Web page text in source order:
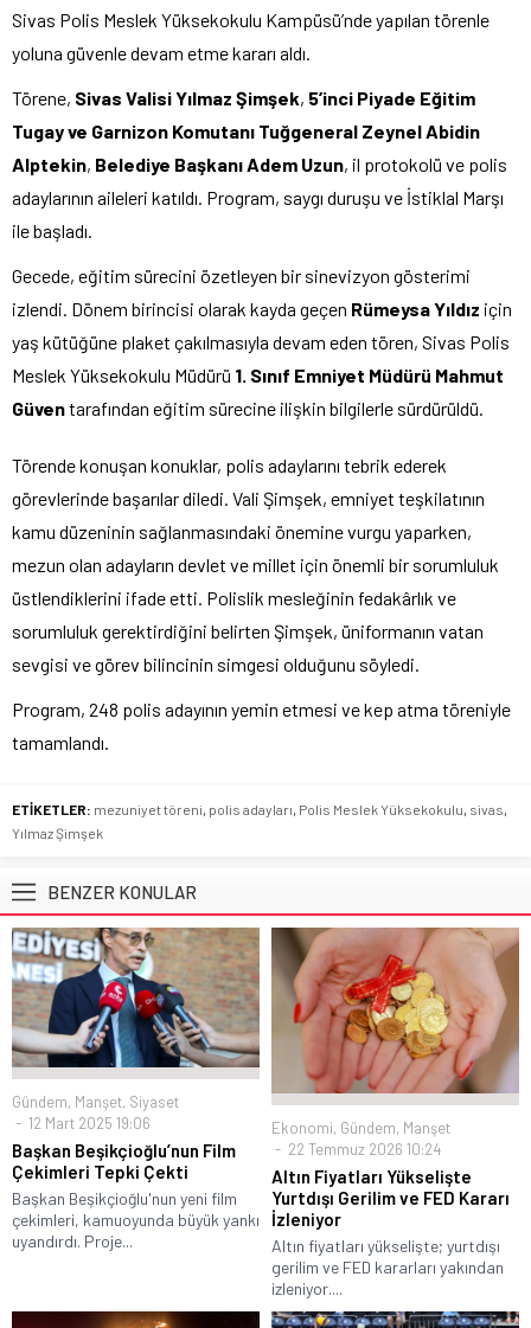
Sivas Polis Meslek Yüksekokulu Kampüsü’nde yapılan törenle
yoluna güvenle devam etme kararı aldı.
Törene, Sivas Valisi Yılmaz Şimşek, 5’inci Piyade Eğitim
Tugay ve Garnizon Komutanı Tuğgeneral Zeynel Abidin
Alptekin, Belediye Başkanı Adem Uzun, il protokolü ve polis
adaylarının aileleri katıldı. Program, saygı duruşu ve İstiklal Marşı
ile başladı.
Gecede, eğitim sürecini özetleyen bir sinevizyon gösterimi
izlendi. Dönem birincisi olarak kayda geçen Rümeysa Yıldız için
yaş kütüğüne plaket çakılmasıyla devam eden tören, Sivas Polis
Meslek Yüksekokulu Müdürü 1. Sınıf Emniyet Müdürü Mahmut
Güventarafından eğitim sürecine ilişkin bilgilerle sürdürüldü.
Törende konuşan konuklar, polis adaylarını tebrik ederek
görevlerinde başarılar diledi. Vali Şimşek, emniyet teşkilatının
kamu düzeninin sağlanmasındaki önemine vurgu yaparken,
mezun olan adayların devlet ve millet için önemli bir sorumluluk
üstlendiklerini ifade etti. Polislik mesleğinin fedakârlık ve
sorumluluk gerektirdiğini belirten Şimşek, üniformanın vatan
sevgisi ve görev bilincinin simgesi olduğunu söyledi.
Program, 248 polis adayının yemin etmesi ve kep atma töreniyle
tamamlandı.
ETİKETLER: mezuniyet töreni, polis adayları, Polis Meslek Yüksekokulu, sivas,
Yılmaz Şimşek
BENZER KONULAR
Gündem, Manşet, Siyaset
12 Mart 2025 19:06
Başkan Beşikçioğlu’nun Film
Çekimleri Tepki Çekti
Başkan Beşikçioğlu'nun yeni film
çekimleri, kamuoyunda büyük yankı
uyandırdı. Proje...
Ekonomi, Gündem, Manşet
22 Temmuz 2026 10:24
Altın Fiyatları Yükselişte
Yurtdışı Gerilim ve FED Kararı
İzleniyor
Altın fiyatları yükselişte; yurtdışı
gerilim ve FED kararları yakından
izleniyor....